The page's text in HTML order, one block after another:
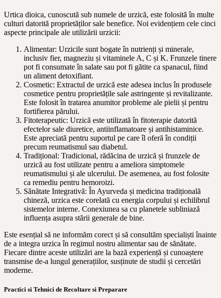
Urtica dioica, cunoscută sub numele de urzică, este folosită în multe
culturi datorită proprietăților sale benefice. Noi evidențiem cele cinci
aspecte principale ale utilizării urzicii:
Alimentar: Urzicile sunt bogate în nutrienți și minerale,
inclusiv fier, magneziu și vitaminele A, C și K. Frunzele tinere
pot fi consumate în salate sau pot fi gătite ca spanacul, fiind
un aliment detoxifiant.
Cosmetic: Extractul de urzică este adesea inclus în produsele
cosmetice pentru proprietățile sale astringente și revitalizante.
Este folosit în tratarea anumitor probleme ale pielii și pentru
fortifierea părului.
Fitoterapeutic: Urzică este utilizată în fitoterapie datorită
efectelor sale diuretice, antiinflamatoare și antihistaminice.
Este apreciată pentru suportul pe care îl oferă în condiții
precum reumatismul sau diabetul.
Tradițional: Tradicional, rădăcina de urzică și frunzele de
urzică au fost utilizate pentru a ameliora simptomele
reumatismului și ale ulcerului. De asemenea, au fost folosite
ca remediu pentru hemoroizi.
Sănătate Integrativă: În Ayurveda și medicina tradițională
chineză, urzica este corelată cu energia corpului și echilibrul
sistemelor interne. Conexiunea sa cu planetele subliniază
influența asupra stării generale de bine.
Este esențial să ne informăm corect și să consultăm specialiști înainte
de a integra urzica în regimul nostru alimentar sau de sănătate.
Fiecare dintre aceste utilizări are la bază experiență și cunoaștere
transmise de-a lungul generațiilor, susținute de studii și cercetări
moderne.
Practici si Tehnici de Recoltare si Preparare